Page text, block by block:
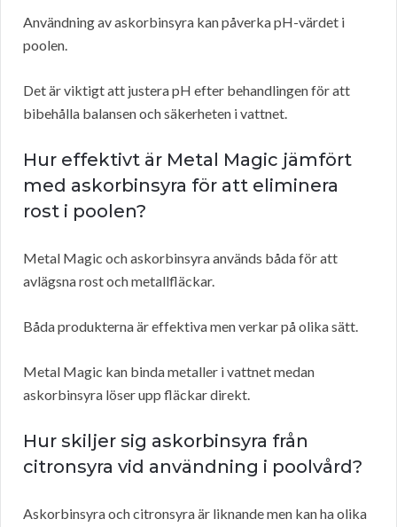
Användning av askorbinsyra kan påverka pH-värdet i
poolen.
Det är viktigt att justera pH efter behandlingen för att
bibehålla balansen och säkerheten i vattnet.
Hur effektivt är Metal Magic jämfört
med askorbinsyra för att eliminera
rost i poolen?
Metal Magic och askorbinsyra används båda för att
avlägsna rost och metallfläckar.
Båda produkterna är effektiva men verkar på olika sätt.
Metal Magic kan binda metaller i vattnet medan
askorbinsyra löser upp fläckar direkt.
Hur skiljer sig askorbinsyra från
citronsyra vid användning i poolvård?
Askorbinsyra och citronsyra är liknande men kan ha olika